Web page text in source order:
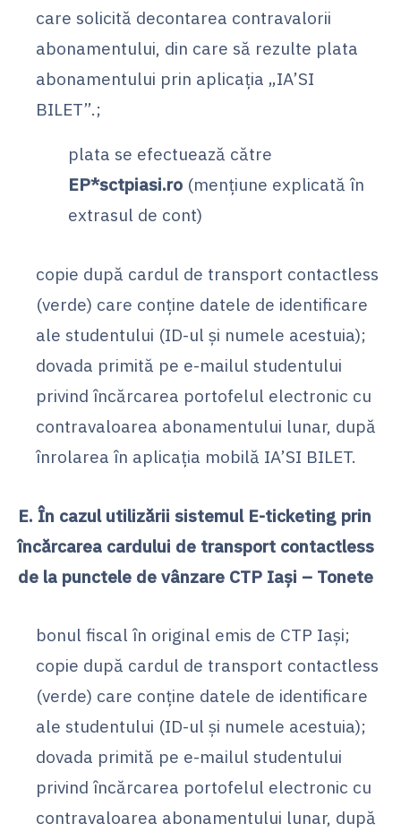
care solicită decontarea contravalorii
abonamentului, din care să rezulte plata
abonamentului prin aplicația „IA’SI
BILET”.;
plata se efectuează către
EP*sctpiasi.ro (mențiune explicată în
extrasul de cont)
copie după cardul de transport contactless
(verde) care conține datele de identificare
ale studentului (ID-ul și numele acestuia);
dovada primită pe e-mailul studentului
privind încărcarea portofelul electronic cu
contravaloarea abonamentului lunar, după
înrolarea în aplicația mobilă IA’SI BILET.
E. În cazul utilizării sistemul E-ticketing prin
încărcarea cardului de transport contactless
de la punctele de vânzare CTP Iași – Tonete
bonul fiscal în original emis de CTP Iași;
copie după cardul de transport contactless
(verde) care conține datele de identificare
ale studentului (ID-ul și numele acestuia);
dovada primită pe e-mailul studentului
privind încărcarea portofelul electronic cu
contravaloarea abonamentului lunar, după